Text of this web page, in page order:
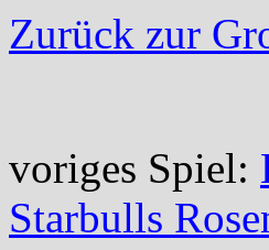
Zurück zur
voriges Spiel:
Starbulls